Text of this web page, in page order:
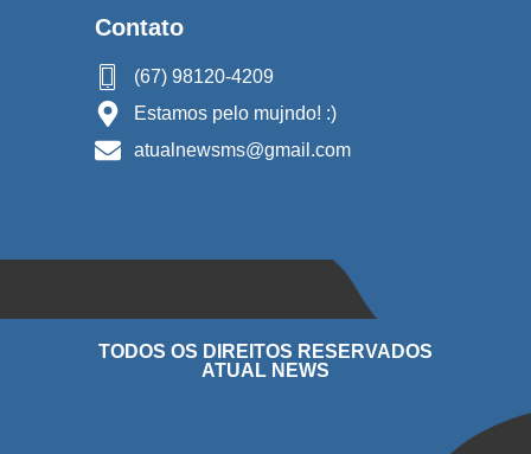
Contato
(67) 98120-4209
Estamos pelo mujndo! :)
atualnewsms@gmail.com
TODOS OS DIREITOS RESERVADOS
ATUAL NEWS